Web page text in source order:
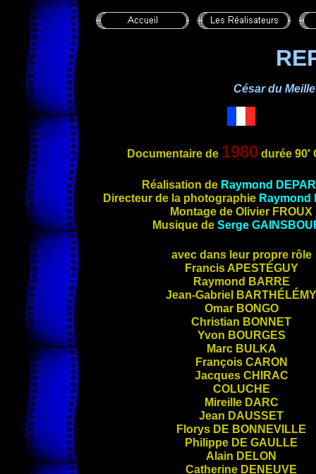
César du
Documentairede 1980durée 90'
Réalisation de Raymond
Directeur de la photographie Raymond
Montage de Olivier FROUX
Musique de Serge
avec dans leur propre rôle
Francis APESTÉGUY
Raymond BARRE
Jean-Gabriel BARTHÉLÉMY
Omar BONGO
Christian BONNET
Yvon BOURGES
Marc BULKA
François CARON
Jacques CHIRAC
COLUCHE
Mireille DARC
Jean DAUSSET
Florys DE BONNEVILLE
Philippe DE GAULLE
Alain DELON
Catherine DENEUVE